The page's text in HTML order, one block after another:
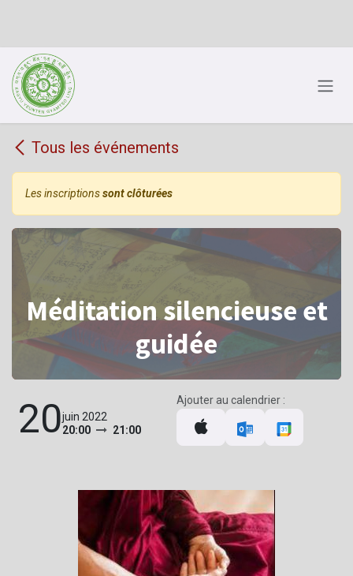
Se rendre au contenu
Tous les événements
Les inscriptionssont clôturées
Méditation silencieuse et
guidée
20juin 2022
20:00
21:00
Ajouter au calendrier :